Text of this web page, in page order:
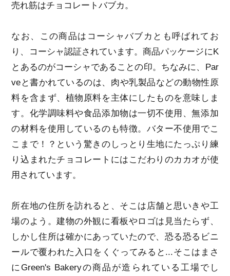
売れ筋はチョコレートバブカ。
なお、この商品はコーシャバブカとも呼ばれてお
り、コーシャ認証されています。商品パッケージにK
とあるのがコーシャであることの印。ちなみに、Par
veと書かれているのは、肉や乳製品などの動物性原
料を含まず、植物原料を主体にしたものを意味しま
す。化学調味料や食品添加物は一切不使用、無添加
の材料を使用しているのも特徴。バター不使用でこ
こまで！？という驚きのしっとり生地にたっぷり練
り込まれたチョコレートにはこだわりのカカオが使
用されています。
所在地の住所を訪れると、そこは店舗と思いきや工
場のよう。建物の外観に看板やロゴは見当たらず、
しかし住所は確かにあっていたので、恐る恐るビニ
ールで覆われた入口をくぐってみると...そこはまさ
にGreen's Bakeryの商品が造られている工場でし